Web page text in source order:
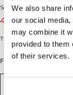
We also share
our social
may combine it
provided to them
of their services.
Scrunch Collection
400 NOK799
Treningstights med
Farge: Black